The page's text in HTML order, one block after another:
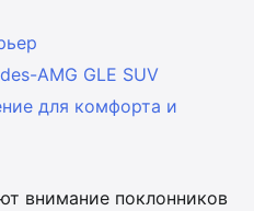
AMG GLE SUV
для комфорта и
внимание поклонников